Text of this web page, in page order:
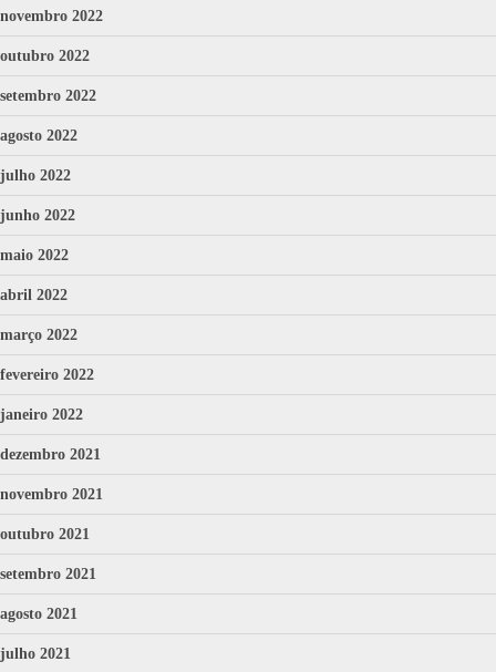
novembro 2022
outubro 2022
setembro 2022
agosto 2022
julho 2022
junho 2022
maio 2022
abril 2022
março 2022
fevereiro 2022
janeiro 2022
dezembro 2021
novembro 2021
outubro 2021
setembro 2021
agosto 2021
julho 2021